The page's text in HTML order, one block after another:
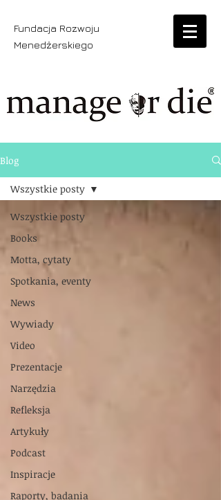
Fundacja Rozwoju
Menedżerskiego
Blog
Wszystkie posty
Books
Motta, cytaty
Spotkania, eventy
News
Wywiady
Video
Prezentacje
Narzędzia
Refleksja
Artykuły
Podcast
Inspiracje
Raporty, badania
Wszystkie posty